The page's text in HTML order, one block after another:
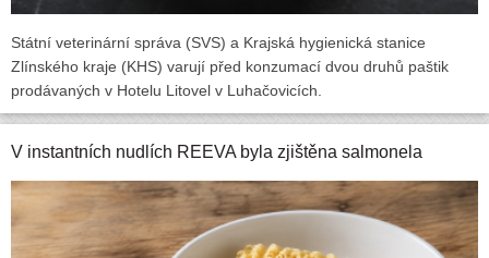
Státní veterinární správa (SVS) a Krajská hygienická stanice
Zlínského kraje (KHS) varují před konzumací dvou druhů paštik
prodávaných v Hotelu Litovel v Luhačovicích.
V instantních nudlích REEVA byla zjištěna salmonela